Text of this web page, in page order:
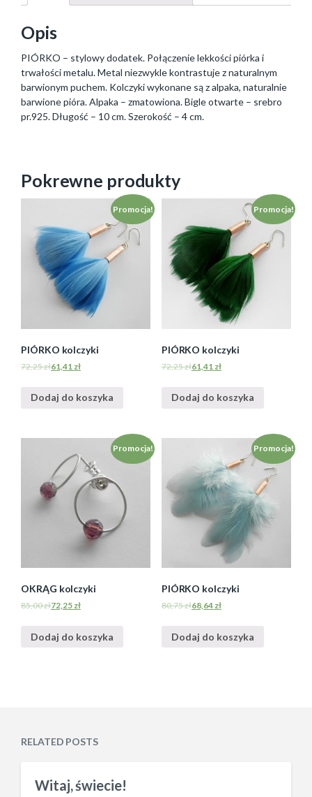
Opis
PIÓRKO – stylowy dodatek. Połączenie lekkości piórka i
trwałości metalu. Metal niezwykle kontrastuje z naturalnym
barwionym puchem. Kolczyki wykonane są z alpaka, naturalnie
barwione pióra. Alpaka – zmatowiona. Bigle otwarte – srebro
pr.925. Długość – 10 cm. Szerokość – 4 cm.
Pokrewne produkty
Promocja!
PIÓRKO kolczyki
72,25zł61,41 zł
Dodaj do koszyka
Promocja!
PIÓRKO kolczyki
72,25zł61,41 zł
Dodaj do koszyka
Promocja!
OKRĄG kolczyki
85,00zł72,25 zł
Dodaj do koszyka
Promocja!
PIÓRKO kolczyki
80,75zł68,64 zł
Dodaj do koszyka
RELATED POSTS
Witaj, świecie!